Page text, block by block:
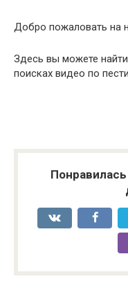
Добро пожаловать на
Здесь вы можете
поисках видео по